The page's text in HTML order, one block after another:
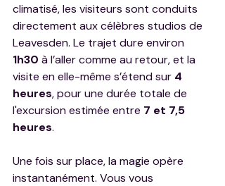
climatisé, les visiteurs sont conduits
directement aux célèbres studios de
Leavesden. Le trajet dure environ
1h30 à l’aller comme au retour, et la
visite en elle-même s’étend sur 4
heures, pour une durée totale de
l'excursion estimée entre 7 et 7,5
heures.
Une fois sur place, la magie opère
instantanément. Vous vous